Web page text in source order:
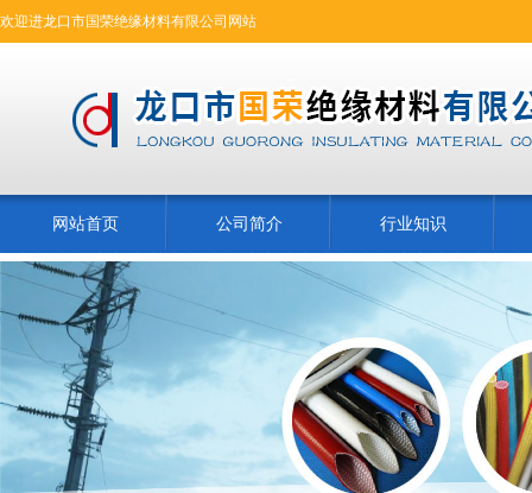
欢迎进龙口市国荣绝缘材料有限公司网站
网站首页 公司简介 行业知识